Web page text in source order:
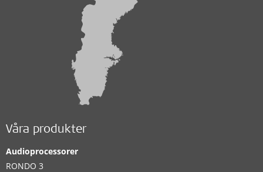
Våra produkter
Audioprocessorer
RONDO 3